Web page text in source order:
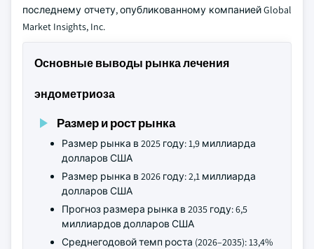
последнему отчету, опубликованному компанией Global
Market Insights, Inc.
Основные выводы рынка лечения
эндометриоза
Размер и рост рынка
Размер рынка в 2025 году: 1,9 миллиарда
долларов США
Размер рынка в 2026 году: 2,1 миллиарда
долларов США
Прогноз размера рынка в 2035 году: 6,5
миллиардов долларов США
Среднегодовой темп роста (2026–2035): 13,4%